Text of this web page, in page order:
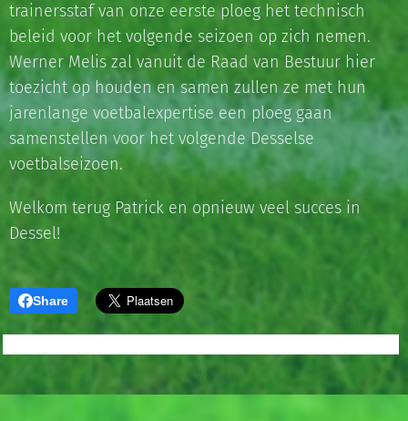
trainersstaf van onze eerste ploeg het technisch
beleid voor het volgende seizoen op zich nemen.
Werner Melis zal vanuit de Raad van Bestuur hier
toezicht op houden en samen zullen ze met hun
jarenlange voetbalexpertise een ploeg gaan
samenstellen voor het volgende Desselse
voetbalseizoen.
Welkom terug Patrick en opnieuw veel succes in
Dessel!
Share